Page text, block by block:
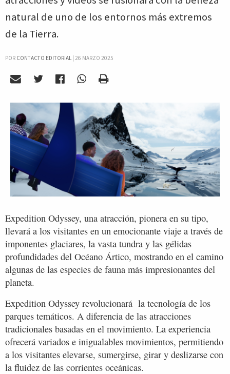
natural de uno de los entornos más extremos
de la Tierra.
POR CONTACTO EDITORIAL| 26 MARZO 2025
Expedition Odyssey, una atracción, pionera en su tipo,
llevará a los visitantes en un emocionante viaje a través de
imponentes glaciares, la vasta tundra y las gélidas
profundidades del Océano Ártico, mostrando en el camino
algunas de las especies de fauna más impresionantes del
planeta.
Expedition Odyssey revolucionará la tecnología de los
parques temáticos. A diferencia de las atracciones
tradicionales basadas en el movimiento. La experiencia
ofrecerá variados e inigualables movimientos, permitiendo
a los visitantes elevarse, sumergirse, girar y deslizarse con
la fluidez de las corrientes oceánicas.